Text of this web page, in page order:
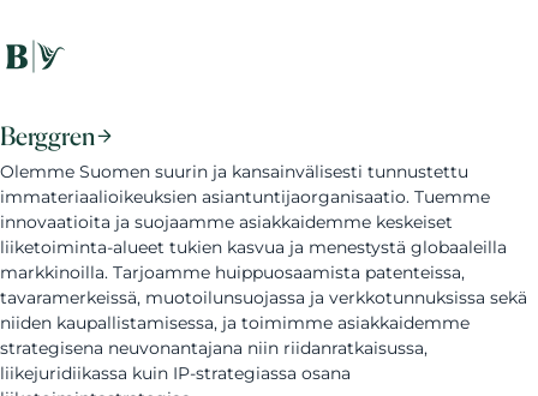
Berggren
Olemme Suomen suurin ja kansainvälisesti tunnustettu
immateriaalioikeuksien asiantuntijaorganisaatio. Tuemme
innovaatioita ja suojaamme asiakkaidemme keskeiset
liiketoiminta-alueet tukien kasvua ja menestystä globaaleilla
markkinoilla. Tarjoamme huippuosaamista patenteissa,
tavaramerkeissä, muotoilunsuojassa ja verkkotunnuksissa sekä
niiden kaupallistamisessa, ja toimimme asiakkaidemme
strategisena neuvonantajana niin riidanratkaisussa,
liikejuridiikassa kuin IP-strategiassa osana